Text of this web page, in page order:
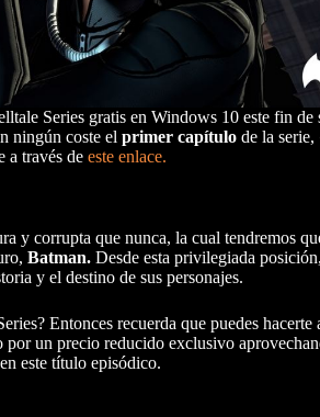
Series gratis en Windows 10 este fin de
ningún coste el primer capítulo de la
a través de este enlace.
y corrupta que nunca, la cual tendremos
Batman. Desde esta privilegiada
y el destino de sus personajes.
Entonces recuerda que puedes hacerte
por un precio reducido exclusivo
este título episódico.